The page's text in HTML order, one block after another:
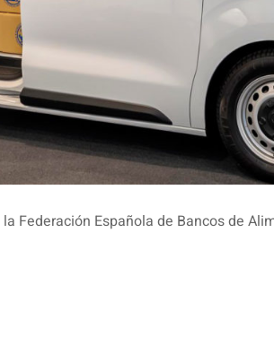
Federación Española de Bancos de